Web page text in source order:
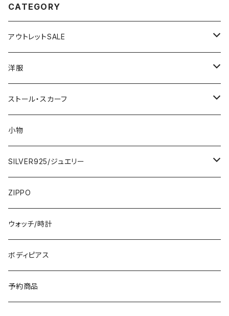
CATEGORY
アウトレットSALE
1000円
2000円
3000円
5000円
7000円
洋服
インポートワンピース
ロング・マキシ
ひざ・ミディ
トップス・カーディガン・アウター
カーディガン
イタリア製ジャケット
スカート・パンツ
ストール・スカーフ
大判ストール・ロングスカーフ
小さめスカーフ
コットンストール・スカーフ
冬物・マフラー
小物
SILVER925/ジュエリー
指輪・リング
ネックレス・ペンダントトップ
ピアス・イヤリング
ブレスレット・バングル
ZIPPO
ウォッチ/時計
ボディピアス
予約商品